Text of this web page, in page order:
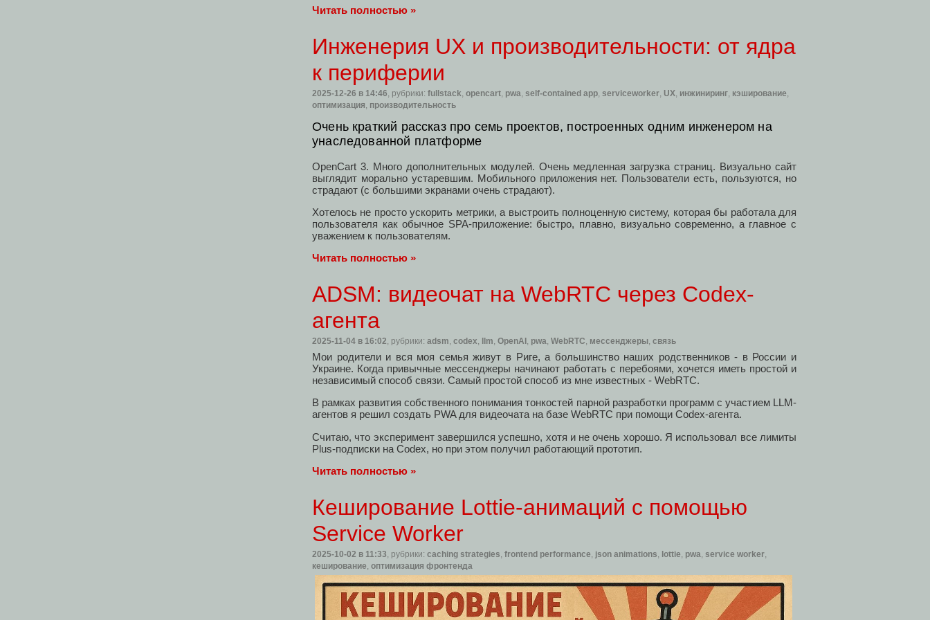
Читать полностью »
Инженерия UX и производительности: от ядра
к периферии
2025-12-26 в 14:46, рубрики: fullstack, opencart, pwa, self-contained app, serviceworker, UX, инжиниринг, кэширование,
оптимизация, производительность
Очень краткий рассказ про семь проектов, построенных одним инженером на
унаследованной платформе
OpenCart 3. Много дополнительных модулей. Очень медленная загрузка страниц. Визуально сайт
выглядит морально устаревшим. Мобильного приложения нет. Пользователи есть, пользуются, но
страдают (с большими экранами очень страдают).
Хотелось не просто ускорить метрики, а выстроить полноценную систему, которая бы работала для
пользователя как обычное SPA-приложение: быстро, плавно, визуально современно, а главное с
уважением к пользователям.
Читать полностью »
ADSM: видеочат на WebRTC через Codex-
агента
2025-11-04 в 16:02, рубрики: adsm, codex, llm, OpenAI , pwa, WebRTC, мессенджеры, связь
Мои родители и вся моя семья живут в Риге, а большинство наших родственников - в России и
Украине. Когда привычные мессенджеры начинают работать с перебоями, хочется иметь простой и
независимый способ связи. Самый простой способ из мне известных - WebRTC.
В рамках развития собственного понимания тонкостей парной разработки программ с участием LLM-
агентов я решил создать PWA для видеочата на базе WebRTC при помощи Codex-агента.
Считаю, что эксперимент завершился успешно, хотя и не очень хорошо. Я использовал все лимиты
Plus-подписки на Codex, но при этом получил работающий прототип.
Читать полностью »
Кеширование Lottie-анимаций с помощью
Service Worker
2025-10-02 в 11:33 , рубрики: caching strategies frontend performance json animations lottie pwa service worker
кеширование оптимизация фронтенда